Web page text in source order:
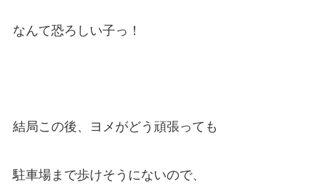
なんて恐ろしい子っ！
結局この後、ヨメがどう頑張っても
駐車場まで歩けそうにないので、